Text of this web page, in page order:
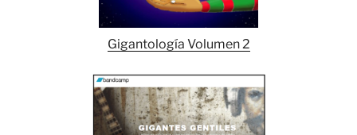
Gigantología Volumen 2